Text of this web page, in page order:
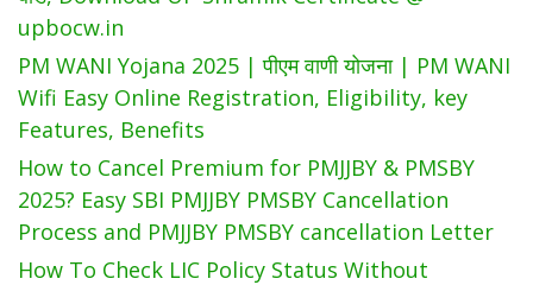
Brbn.bihar.gov.in
upbocw.in
PM WANI Yojana 2025 | पीएम वाणी योजना | PM WANI
Wifi Easy Online Registration, Eligibility, key
Features, Benefits
How to Cancel Premium for PMJJBY & PMSBY
2025? Easy SBI PMJJBY PMSBY Cancellation
Process and PMJJBY PMSBY cancellation Letter
How To Check LIC Policy Status Without